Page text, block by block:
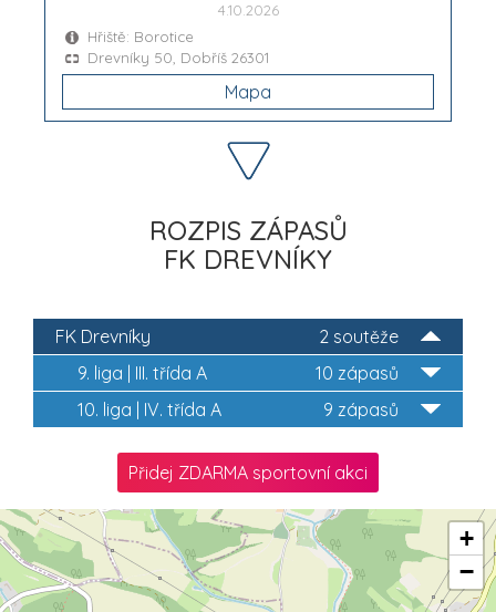
4.10.2026
Hřiště: Borotice
Drevníky 50, Dobříš 26301
Mapa
ROZPIS ZÁPASŮ
FK DREVNÍKY
2 soutěže
FK Drevníky
10 zápasů
9. liga | III. třída A
9 zápasů
10. liga | IV. třída A
Přidej ZDARMA sportovní akci
+
−